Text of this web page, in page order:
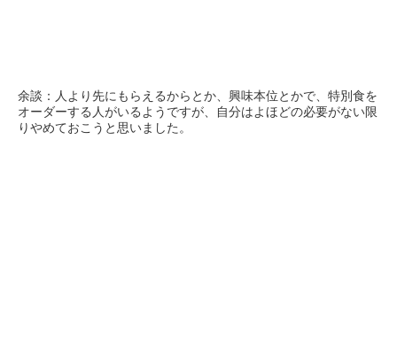
余談：人より先にもらえるからとか、興味本位とかで、特別食を
オーダーする人がいるようですが、自分はよほどの必要がない限
りやめておこうと思いました。